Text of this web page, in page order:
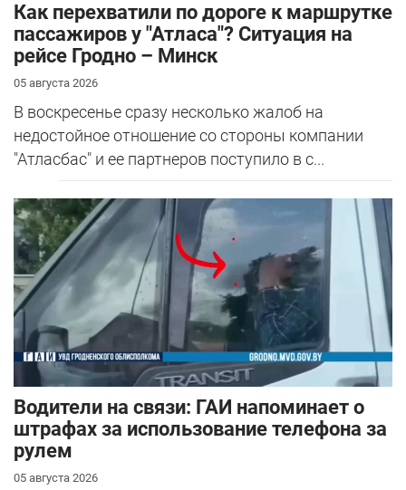
Как перехватили по дороге к маршрутке
пассажиров у "Атласа"? Ситуация на
рейсе Гродно – Минск
05 августа 2026
В воскресенье сразу несколько жалоб на
недостойное отношение со стороны компании
"Атласбас" и ее партнеров поступило в с...
Водители на связи: ГАИ напоминает о
штрафах за использование телефона за
рулем
05 августа 2026